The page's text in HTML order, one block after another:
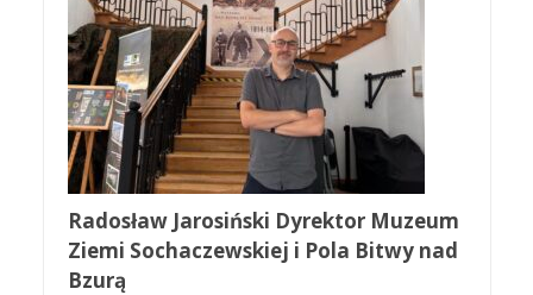
Radosław Jarosiński Dyrektor Muzeum
Ziemi Sochaczewskiej i Pola Bitwy nad
Bzurą